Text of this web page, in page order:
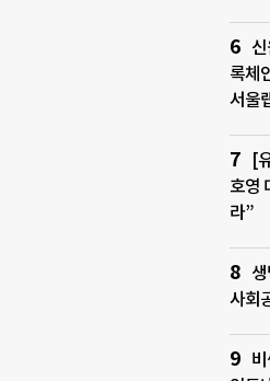
록체
서울
[
호영
라”
사회